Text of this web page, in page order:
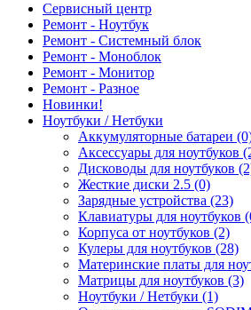
Сервисный центр
Ремонт - Ноутбук
Ремонт - Системный блок
Ремонт - Моноблок
Ремонт - Монитор
Ремонт - Разное
Новинки!
Ноутбуки / Нетбуки
Аккумуляторные батареи
Аксессуары для ноутбуков
Дисководы для ноутбуков
Жесткие диски 2.5 (0)
Зарядные устройства (23)
Клавиатуры для ноутбуков
Корпуса от ноутбуков (2)
Кулеры для ноутбуков (28)
Материнские платы для
Матрицы для ноутбуков (3)
Ноутбуки / Нетбуки (1)